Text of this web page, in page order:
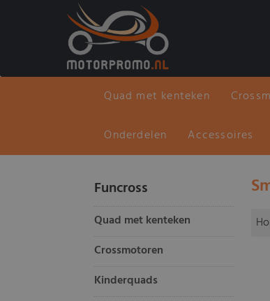
Quad met kenteken
Onderdelen Accessoires
Funcross
Quad met kenteken
Crossmotoren
Kinderquads